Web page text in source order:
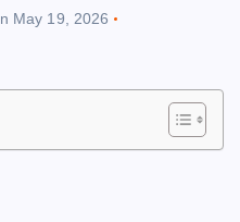
May 19, 2026